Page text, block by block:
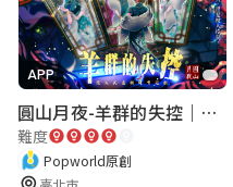
APP
圓山月夜-羊群的失控｜圓山飯店 ARG實境解謎遊戲
難度
Popworld原創